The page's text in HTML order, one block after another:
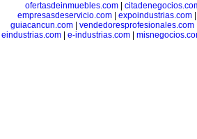
ofertasdeinmuebles.com
empresasdeservicio.com
expoindustrias.com
guiacancun.com| vendedoresprofesionales.com
eindustrias.com
e-industrias.com